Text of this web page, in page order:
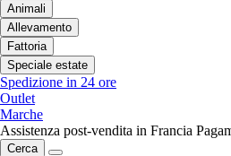
Animali
Allevamento
Fattoria
Speciale estate
Spedizione in 24 ore
Outlet
Marche
Assistenza post-vendita in Francia
Cerca